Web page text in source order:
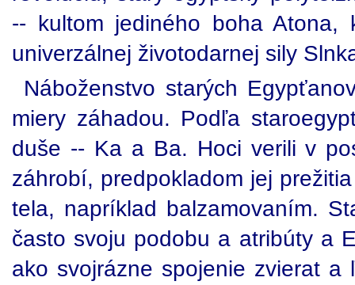
-- kultom jediného boha Atona,
univerzálnej životodarnej sily
Náboženstvo starých
miery záhadou. Podľa
duše -- Ka a Ba. Hoci verili v
záhrobí, predpokladom jej
tela, napríklad balzamovaním.
často svoju podobu a atribúty a
ako svojrázne spojenie zvierat